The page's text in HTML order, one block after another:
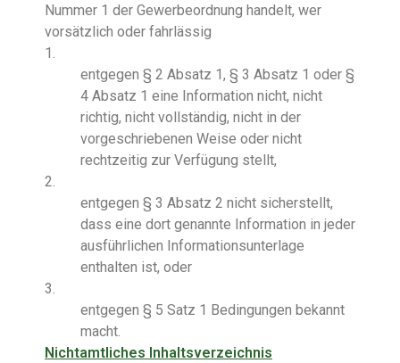
Nummer 1 der Gewerbeordnung handelt, wer
vorsätzlich oder fahrlässig
1.
entgegen § 2 Absatz 1, § 3 Absatz 1 oder §
4 Absatz 1 eine Information nicht, nicht
richtig, nicht vollständig, nicht in der
vorgeschriebenen Weise oder nicht
rechtzeitig zur Verfügung stellt,
2.
entgegen § 3 Absatz 2 nicht sicherstellt,
dass eine dort genannte Information in jeder
ausführlichen Informationsunterlage
enthalten ist, oder
3.
entgegen § 5 Satz 1 Bedingungen bekannt
macht.
Nichtamtliches Inhaltsverzeichnis